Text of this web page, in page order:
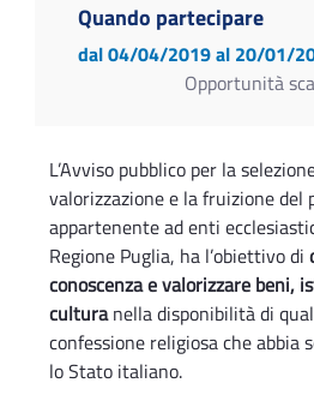
Quando partecipare
dal 04/04/2019al 20/01/
Opportunità
L’Avviso pubblico per la
valorizzazione e la fruizione
appartenente ad enti
Regione Puglia, ha l’obiettivo di
conoscenza e valorizzare beni,
culturanella disponibilità di
confessione religiosa che abbia
lo Stato italiano.